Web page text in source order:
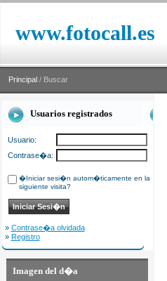
www.fotocall.es
Principal / Buscar
Usuarios registrados
Usuario:
Contrase�a:
�Iniciar sesi�n autom�ticamente en la
siguiente visita?
» Contrase�a olvidada
» Registro
Imagen del d�a